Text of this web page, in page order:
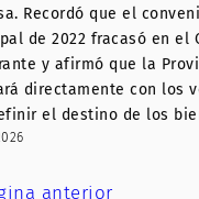
Recordó que el
de 2022 fracasó en el
y afirmó que la
directamente con los
el destino de los
anterior